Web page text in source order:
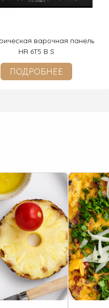
варочная панель
HR 6T5 B S
ПОДРОБНЕЕ